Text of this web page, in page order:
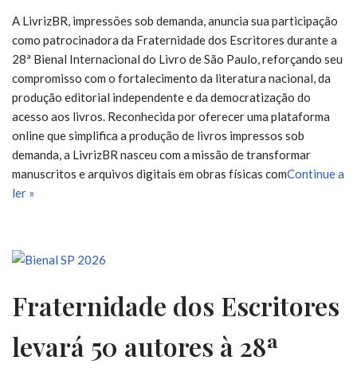
A LivrizBR, impressões sob demanda, anuncia sua participação
como patrocinadora da Fraternidade dos Escritores durante a
28ª Bienal Internacional do Livro de São Paulo, reforçando seu
compromisso com o fortalecimento da literatura nacional, da
produção editorial independente e da democratização do
acesso aos livros. Reconhecida por oferecer uma plataforma
online que simplifica a produção de livros impressos sob
demanda, a LivrizBR nasceu com a missão de transformar
manuscritos e arquivos digitais em obras físicas comContinue a
ler »
Fraternidade dos Escritores
levará 50 autores à 28ª